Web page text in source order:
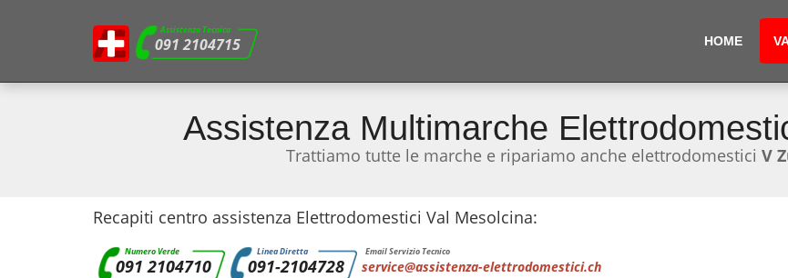
Assistenza Tecnica
091 2104715 HOME
Assistenza Multimarche
Trattiamo tutte le marche e ripariamo anche elettrodomestici V
Recapiti centro assistenza Elettrodomestici Val Mesolcina:
Numero Verde
091 2104710
Linea Diretta
091-2104728
Email Servizio Tecnico
service@assistenza-elettrodomestici.ch